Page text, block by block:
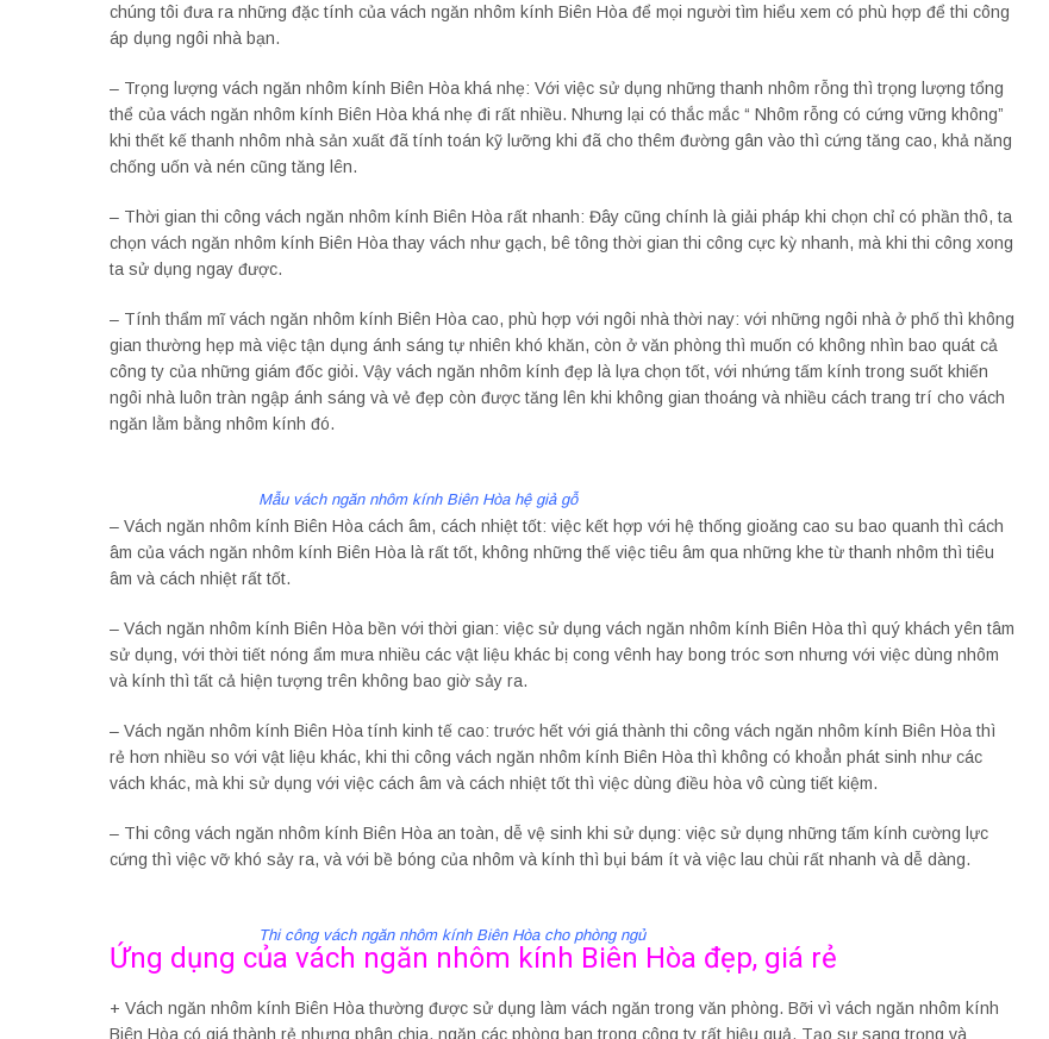
chúng tôi đưa ra những đặc tính của vách ngăn nhôm kính Biên Hòa để mọi người tìm hiểu xem có phù hợp để thi công
áp dụng ngôi nhà bạn.
– Trọng lượng vách ngăn nhôm kính Biên Hòa khá nhẹ: Với việc sử dụng những thanh nhôm rỗng thì trọng lượng tổng
thể của vách ngăn nhôm kính Biên Hòa khá nhẹ đi rất nhiều. Nhưng lại có thắc mắc “ Nhôm rỗng có cứng vững không”
khi thết kế thanh nhôm nhà sản xuất đã tính toán kỹ lưỡng khi đã cho thêm đường gân vào thì cứng tăng cao, khả năng
chống uốn và nén cũng tăng lên.
– Thời gian thi công vách ngăn nhôm kính Biên Hòa rất nhanh: Đây cũng chính là giải pháp khi chọn chỉ có phần thô, ta
chọn vách ngăn nhôm kính Biên Hòa thay vách như gạch, bê tông thời gian thi công cực kỳ nhanh, mà khi thi công xong
ta sử dụng ngay được.
– Tính thẩm mĩ vách ngăn nhôm kính Biên Hòa cao, phù hợp với ngôi nhà thời nay: với những ngôi nhà ở phố thì không
gian thường hẹp mà việc tận dụng ánh sáng tự nhiên khó khăn, còn ở văn phòng thì muốn có không nhìn bao quát cả
công ty của những giám đốc giỏi. Vậy vách ngăn nhôm kính đẹp là lựa chọn tốt, với nhứng tấm kính trong suốt khiến
ngôi nhà luôn tràn ngập ánh sáng và vẻ đẹp còn được tăng lên khi không gian thoáng và nhiều cách trang trí cho vách
ngăn lằm bằng nhôm kính đó.
Mẫu vách ngăn nhôm kính Biên Hòa hệ giả gỗ
– Vách ngăn nhôm kính Biên Hòa cách âm, cách nhiệt tốt: việc kết hợp với hệ thống gioăng cao su bao quanh thì cách
âm của vách ngăn nhôm kính Biên Hòa là rất tốt, không những thế việc tiêu âm qua những khe từ thanh nhôm thì tiêu
âm và cách nhiệt rất tốt.
– Vách ngăn nhôm kính Biên Hòa bền với thời gian: việc sử dụng vách ngăn nhôm kính Biên Hòa thì quý khách yên tâm
sử dụng, với thời tiết nóng ẩm mưa nhiều các vật liệu khác bị cong vênh hay bong tróc sơn nhưng với việc dùng nhôm
và kính thì tất cả hiện tượng trên không bao giờ sảy ra.
– Vách ngăn nhôm kính Biên Hòa tính kinh tế cao: trước hết với giá thành thi công vách ngăn nhôm kính Biên Hòa thì
rẻ hơn nhiều so với vật liệu khác, khi thi công vách ngăn nhôm kính Biên Hòa thì không có khoẳn phát sinh như các
vách khác, mà khi sử dụng với việc cách âm và cách nhiệt tốt thì việc dùng điều hòa vô cùng tiết kiệm.
– Thi công vách ngăn nhôm kính Biên Hòa an toàn, dễ vệ sinh khi sử dụng: việc sử dụng những tấm kính cường lực
cứng thì việc vỡ khó sảy ra, và với bề bóng của nhôm và kính thì bụi bám ít và việc lau chùi rất nhanh và dễ dàng.
Thi công vách ngăn nhôm kính Biên Hòa cho phòng ngủ
Ứng dụng của vách ngăn nhôm kính Biên Hòa đẹp, giá rẻ
+ Vách ngăn nhôm kính Biên Hòa thường được sử dụng làm vách ngăn trong văn phòng. Bỡi vì vách ngăn nhôm kính
Biên Hòa có giá thành rẻ nhưng phân chia, ngăn các phòng ban trong công ty rất hiệu quả. Tạo sự sang trọng và